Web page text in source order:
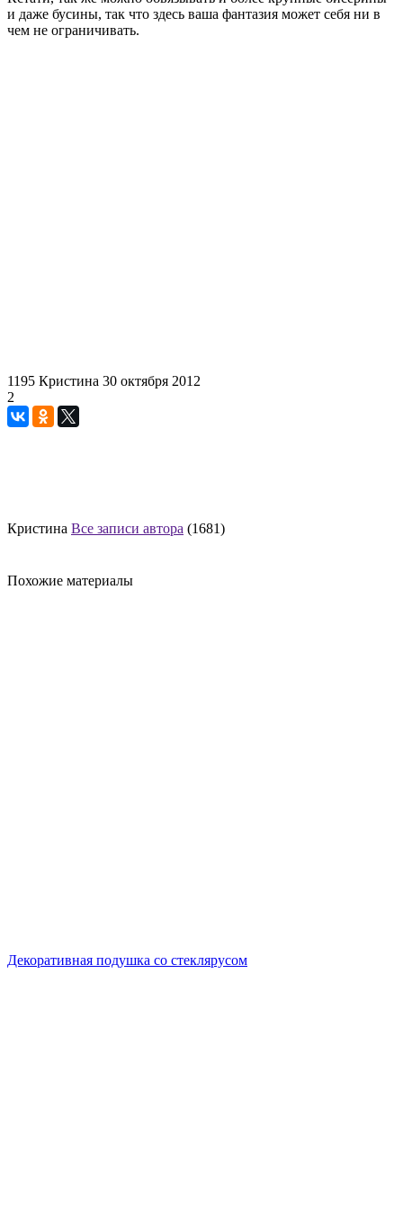
и даже бусины, так что здесь ваша фантазия может себя ни в
чем не ограничивать.
1195 Кристина 30 октября 2012
2
Кристина Все записи автора (1681)
Похожие материалы
Декоративная подушка со стеклярусом